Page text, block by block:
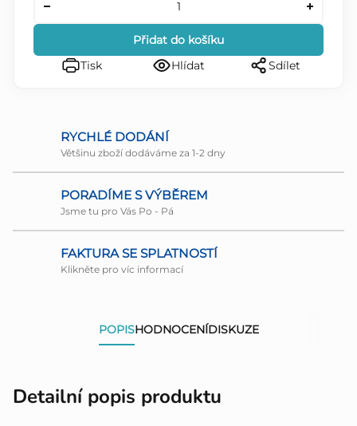
Přidat do košíku
Tisk
Hlídat Sdílet
RYCHLÉ DODÁNÍ
Většinu zboží dodáváme za 1-2 dny
PORADÍME S VÝBĚREM
Jsme tu pro Vás Po - Pá
FAKTURA SE SPLATNOSTÍ
Klikněte pro víc informací
POPISHODNOCENÍDISKUZE
Detailní popis produktu